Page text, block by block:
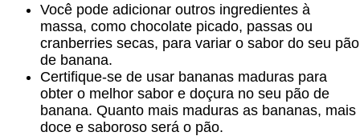
Você pode adicionar outros ingredientes à
massa, como chocolate picado, passas ou
cranberries secas, para variar o sabor do seu pão
de banana.
Certifique-se de usar bananas maduras para
obter o melhor sabor e doçura no seu pão de
banana. Quanto mais maduras as bananas, mais
doce e saboroso será o pão.